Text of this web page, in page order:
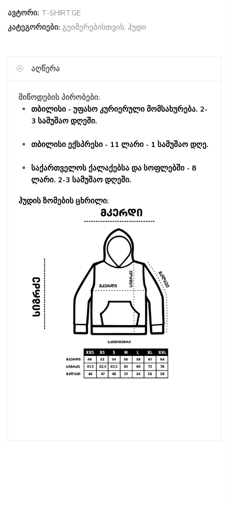
ავტორი: T-SHIRT.GE
კატეგორიები: გეიმერებისთვის, ჰუდი
ᲐᲦᲬᲔᲠᲐ
მიწოდების პირობები:
თბილისი - უფასო კურიერული მომსახურება. 2-
3 სამუშაო დღეში.
თბილისი ექსპრესი - 11 ლარი - 1 სამუშაო დღე.
საქართველოს ქალაქებსა და სოფლებში - 8
ლარი. 2-3 სამუშაო დღეში.
ჰუდის ზომების ცხრილი: